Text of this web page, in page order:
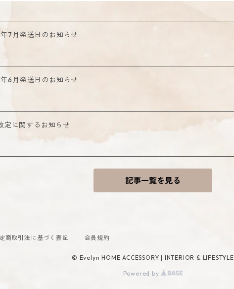
7月発送日のお知らせ
6月発送日のお知らせ
定に関するお知らせ
記事一覧を見る
商取引法に基づく表記 会員規約
© Evelyn HOME ACCESSORY | INTERIOR & LIFESTYLE
Powered by